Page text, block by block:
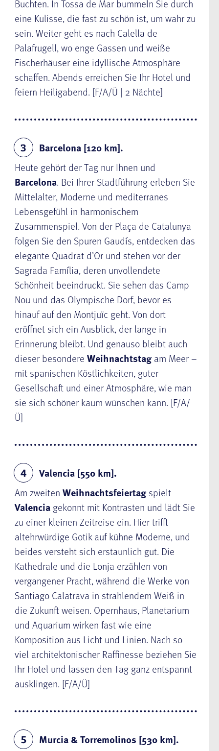
Buchten. In Tossa de Mar bummeln Sie durch
eine Kulisse, die fast zu schön ist, um wahr zu
sein. Weiter geht es nach Calella de
Palafrugell, wo enge Gassen und weiße
Fischerhäuser eine idyllische Atmosphäre
schaffen. Abends erreichen Sie Ihr Hotel und
feiern Heiligabend. [F/A/Ü | 2 Nächte]
3
Barcelona [120 km].
Heute gehört der Tag nur Ihnen und
Barcelona. Bei Ihrer Stadtführung erleben Sie
Mittelalter, Moderne und mediterranes
Lebensgefühl in harmonischem
Zusammenspiel. Von der Plaça de Catalunya
folgen Sie den Spuren Gaudís, entdecken das
elegante Quadrat d’Or und stehen vor der
Sagrada Família, deren unvollendete
Schönheit beeindruckt. Sie sehen das Camp
Nou und das Olympische Dorf, bevor es
hinauf auf den Montjuïc geht. Von dort
eröffnet sich ein Ausblick, der lange in
Erinnerung bleibt. Und genauso bleibt auch
dieser besondere Weihnachtstagam Meer –
mit spanischen Köstlichkeiten, guter
Gesellschaft und einer Atmosphäre, wie man
sie sich schöner kaum wünschen kann. [F/A/
Ü]
4
Valencia [550 km].
Am zweiten Weihnachtsfeiertagspielt
Valencia gekonnt mit Kontrasten und lädt Sie
zu einer kleinen Zeitreise ein. Hier trifft
altehrwürdige Gotik auf kühne Moderne, und
beides versteht sich erstaunlich gut. Die
Kathedrale und die Lonja erzählen von
vergangener Pracht, während die Werke von
Santiago Calatrava in strahlendem Weiß in
die Zukunft weisen. Opernhaus, Planetarium
und Aquarium wirken fast wie eine
Komposition aus Licht und Linien. Nach so
viel architektonischer Raffinesse beziehen Sie
Ihr Hotel und lassen den Tag ganz entspannt
ausklingen. [F/A/Ü]
5
Murcia & Torremolinos [530 km].